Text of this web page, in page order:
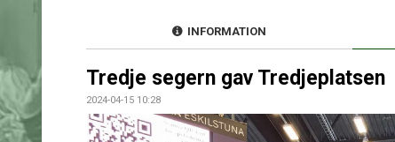
INFORMATION
Tredje segern gav Tredjeplatsen
2024-04-15 10:28